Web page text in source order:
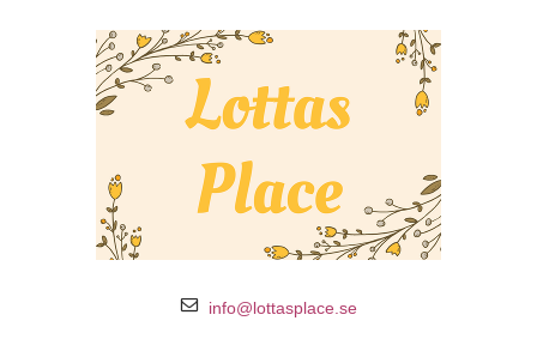
info@lottasplace.se